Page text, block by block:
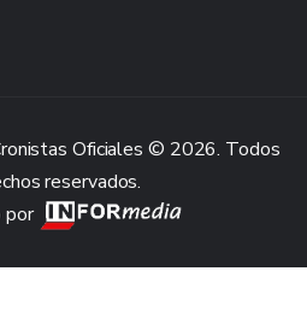
Oficiales © 2026. Todos
reservados.
por